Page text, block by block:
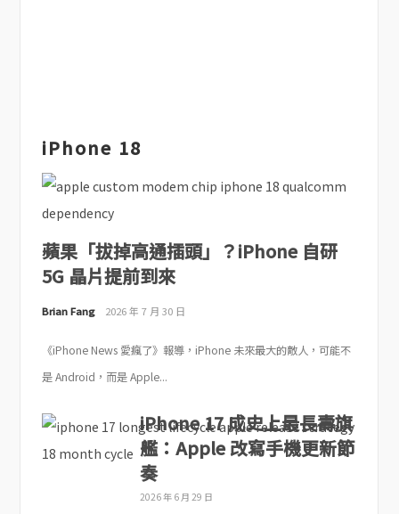
iPhone 18
蘋果「拔掉高通插頭」？iPhone 自研
5G 晶片提前到來
Brian Fang 2026 年 7 月 30 日
《iPhone News 愛瘋了》報導，iPhone 未來最大的敵人，可能不
是 Android，而是 Apple...
iPhone 17 成史上最長壽旗
艦：Apple 改寫手機更新節
奏
2026 年 6 月 29 日